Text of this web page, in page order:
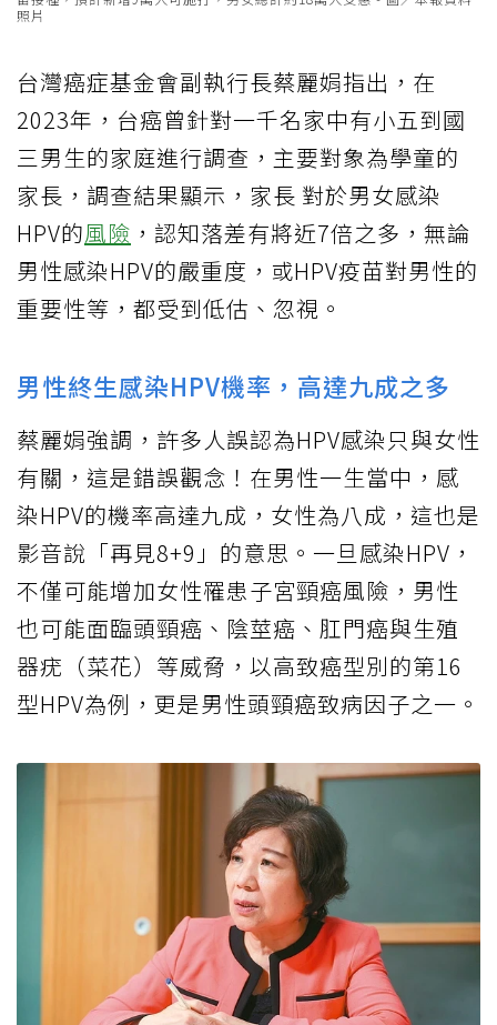
照片
台灣癌症基金會副執行長蔡麗娟指出，在
2023年，台癌曾針對一千名家中有小五到國
三男生的家庭進行調查，主要對象為學童的
家長，調查結果顯示，家長 對於男女感染
HPV的風險 ，認知落差有將近7倍之多，無論
男性感染HPV的嚴重度，或HPV疫苗對男性的
重要性等，都受到低估、忽視。
男性終生感染HPV機率，高達九成之多
蔡麗娟強調，許多人誤認為HPV感染只與女性
有關，這是錯誤觀念！在男性一生當中，感
染HPV的機率高達九成，女性為八成，這也是
影音說「再見8+9」的意思。一旦感染HPV，
不僅可能增加女性罹患子宮頸癌風險，男性
也可能面臨頭頸癌、陰莖癌、肛門癌與生殖
器疣（菜花）等威脅，以高致癌型別的第16
型HPV為例，更是男性頭頸癌致病因子之一。